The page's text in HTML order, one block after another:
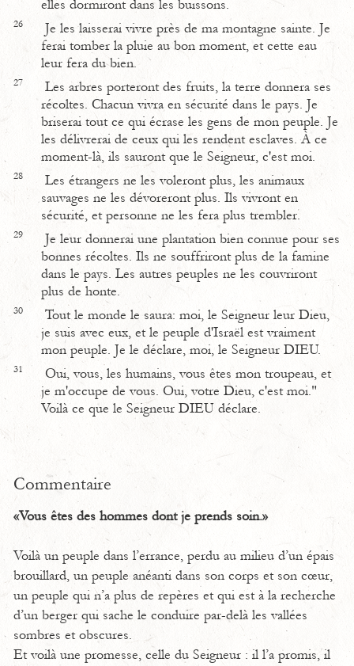
elles dormiront dans les buissons.
26
Je les laisserai vivre près de ma montagne sainte. Je
ferai tomber la pluie au bon moment, et cette eau
leur fera du bien.
27
Les arbres porteront des fruits, la terre donnera ses
récoltes. Chacun vivra en sécurité dans le pays. Je
briserai tout ce qui écrase les gens de mon peuple. Je
les délivrerai de ceux qui les rendent esclaves. À ce
moment-là, ils sauront que le Seigneur, c'est moi.
28
Les étrangers ne les voleront plus, les animaux
sauvages ne les dévoreront plus. Ils vivront en
sécurité, et personne ne les fera plus trembler.
29
Je leur donnerai une plantation bien connue pour ses
bonnes récoltes. Ils ne souffriront plus de la famine
dans le pays. Les autres peuples ne les couvriront
plus de honte.
30
Tout le monde le saura: moi, le Seigneur leur Dieu,
je suis avec eux, et le peuple d'Israël est vraiment
mon peuple. Je le déclare, moi, le Seigneur DIEU.
31
Oui, vous, les humains, vous êtes mon troupeau, et
je m'occupe de vous. Oui, votre Dieu, c'est moi."
Voilà ce que le Seigneur DIEU déclare.
Commentaire
«Vous êtes des hommes dont je prends soin.»
Voilà un peuple dans l’errance, perdu au milieu d’un épais
brouillard, un peuple anéanti dans son corps et son cœur,
un peuple qui n’a plus de repères et qui est à la recherche
d’un berger qui sache le conduire par-delà les vallées
sombres et obscures.
Et voilà une promesse, celle du Seigneur : il l’a promis, il